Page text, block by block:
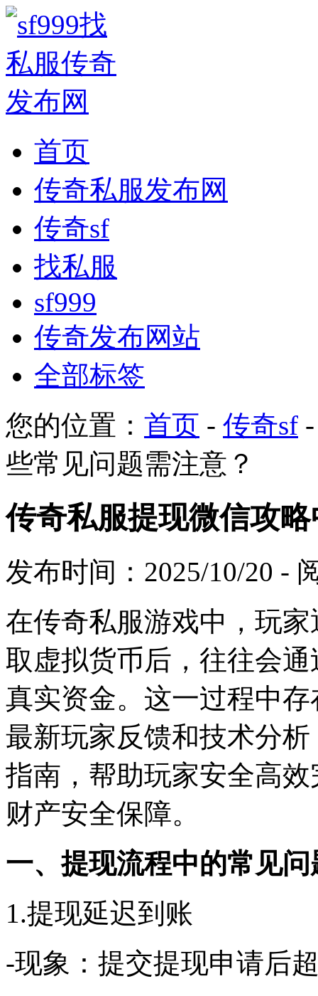
首页
传奇私服发布网
传奇sf
找私服
sf999
传奇发布网站
全部标签
您的位置： 首页 - 传奇sf
些常见问题需注意？
传奇私服提现微信攻
发布时间：2025/10/20 -
在传奇私服游戏中，玩
取虚拟货币后，往往会
真实资金。这一过程中
最新玩家反馈和技术分
指南，帮助玩家安全高
财产安全保障。
一、提现流程中的常见
1.提现延迟到账
-现象：提交提现申请后